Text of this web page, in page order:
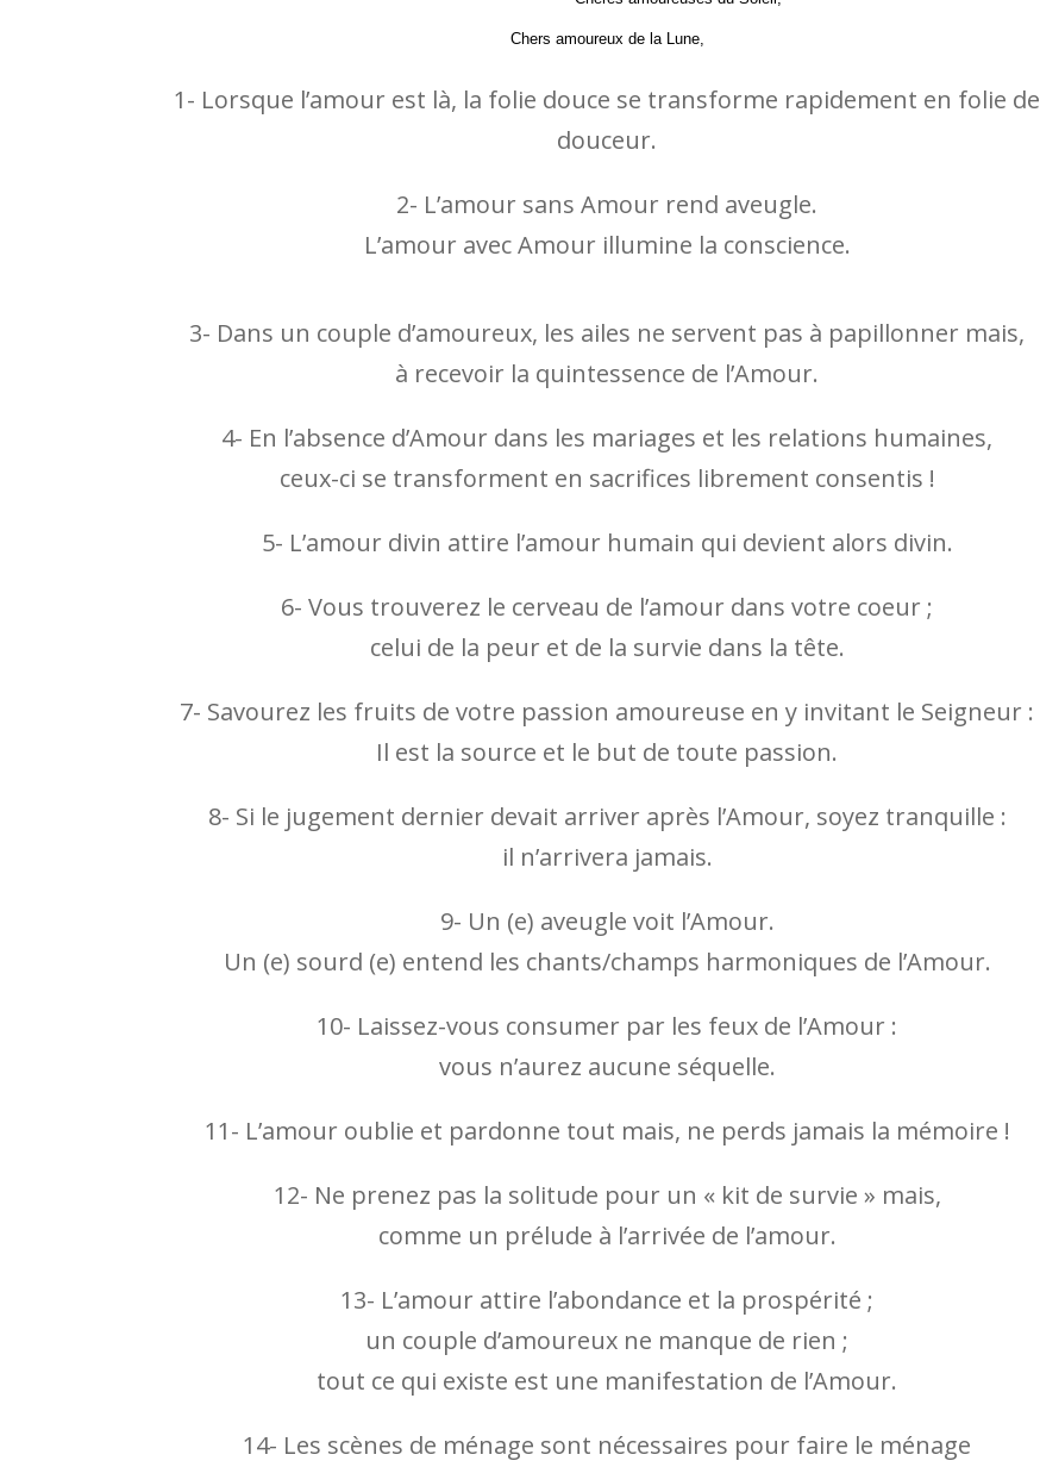
Chers amoureux de la Lune,
1- Lorsque l’amour est là, la folie douce se transforme rapidement en folie de
douceur.
2- L’amour sans Amour rend aveugle.
L’amour avec Amour illumine la conscience.
3- Dans un couple d’amoureux, les ailes ne servent pas à papillonner mais,
à recevoir la quintessence de l’Amour.
4- En l’absence d’Amour dans les mariages et les relations humaines,
ceux-ci se transforment en sacrifices librement consentis !
5- L’amour divin attire l’amour humain qui devient alors divin.
6- Vous trouverez le cerveau de l’amour dans votre coeur ;
celui de la peur et de la survie dans la tête.
7- Savourez les fruits de votre passion amoureuse en y invitant le Seigneur :
Il est la source et le but de toute passion.
8- Si le jugement dernier devait arriver après l’Amour, soyez tranquille :
il n’arrivera jamais.
9- Un (e) aveugle voit l’Amour.
Un (e) sourd (e) entend les chants/champs harmoniques de l’Amour.
10- Laissez-vous consumer par les feux de l’Amour :
vous n’aurez aucune séquelle.
11- L’amour oublie et pardonne tout mais, ne perds jamais la mémoire !
12- Ne prenez pas la solitude pour un « kit de survie » mais,
comme un prélude à l’arrivée de l’amour.
13- L’amour attire l’abondance et la prospérité ;
un couple d’amoureux ne manque de rien ;
tout ce qui existe est une manifestation de l’Amour.
14- Les scènes de ménage sont nécessaires pour faire le ménage